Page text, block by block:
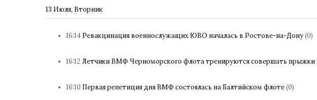
13 Июля, Вторник
16:14 Ревакцинация военнослужащих ЮВО началась в Ростове-на-Дону(0)
16:12 Летчики ВМФ Черноморского флота тренируются совершать
16:10 Первая репетиция дня ВМФ состоялась на Балтийском флоте(0)